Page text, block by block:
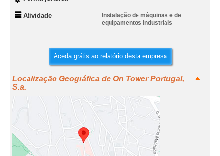
Atividade
Instalação de máquinas e de
equipamentos industriais
Aceda grátis ao relatório desta empresa
Localização Geográfica de On Tower Portugal,
S.a.